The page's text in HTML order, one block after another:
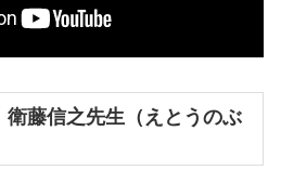
藤信之先生（えとうのぶ